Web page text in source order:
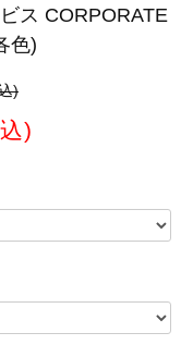
ス CORPORATE
色)
)
)